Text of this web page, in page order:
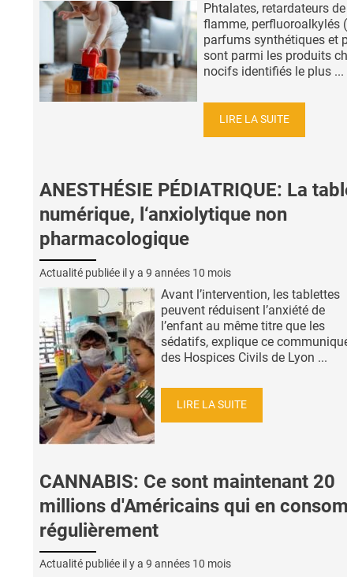
Phtalates, retardateurs de
flamme, perfluoroalkylés
parfums synthétiques et
sont parmi les produits
nocifs identifiés le plus ...
LIRE LA SUITE
ANESTHÉSIE PÉDIATRIQUE: La
numérique, l‘anxiolytique non
pharmacologique
Actualité publiée il y a 9 années 10 mois
Avant l’intervention, les tablettes
peuvent réduisent l’anxiété de
l’enfant au même titre que les
sédatifs, explique ce
des Hospices Civils de Lyon ...
LIRE LA SUITE
CANNABIS: Ce sont maintenant 20
millions d'Américains qui en
régulièrement
Actualité publiée il y a 9 années 10 mois